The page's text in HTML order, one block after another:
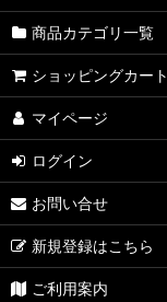
商品カテゴリ一覧
ショッピングカート
マイページ
ログイン
お問い合せ
新規登録はこちら
ご利用案内